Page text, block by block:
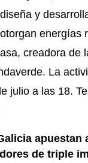
y
energías
creadora de
La
julio a las 18.
apuestan
de triple